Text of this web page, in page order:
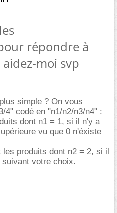
répondre à
moi svp
simple ? On vous
4" codé en "n1/n2/n3/n4" :
dont n1 = 1, si il n'y a
vu que 0 n'éxiste
produits dont n2 = 2, si il
suivant votre choix.